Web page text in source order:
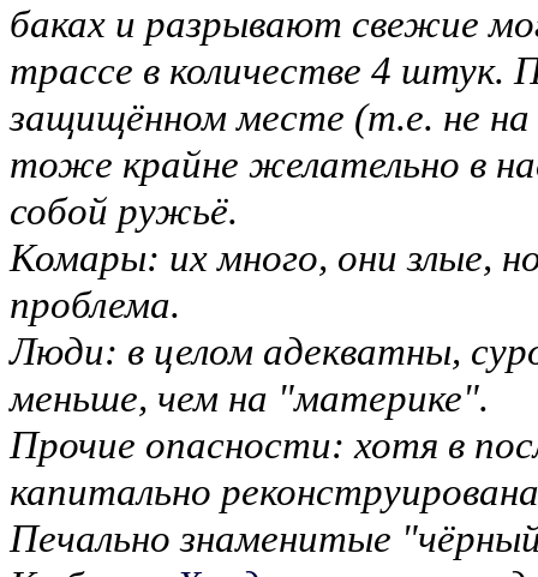
баках и разрывают свежие
трассе в количестве 4 штук.
защищённом месте (т.е. не
тоже крайне желательно в
собой ружьё.
Комары: их много, они злые,
проблема.
Люди: в целом адекватны,
меньше, чем на "материке".
Прочие опасности: хотя в
капитально
Печально знаменитые